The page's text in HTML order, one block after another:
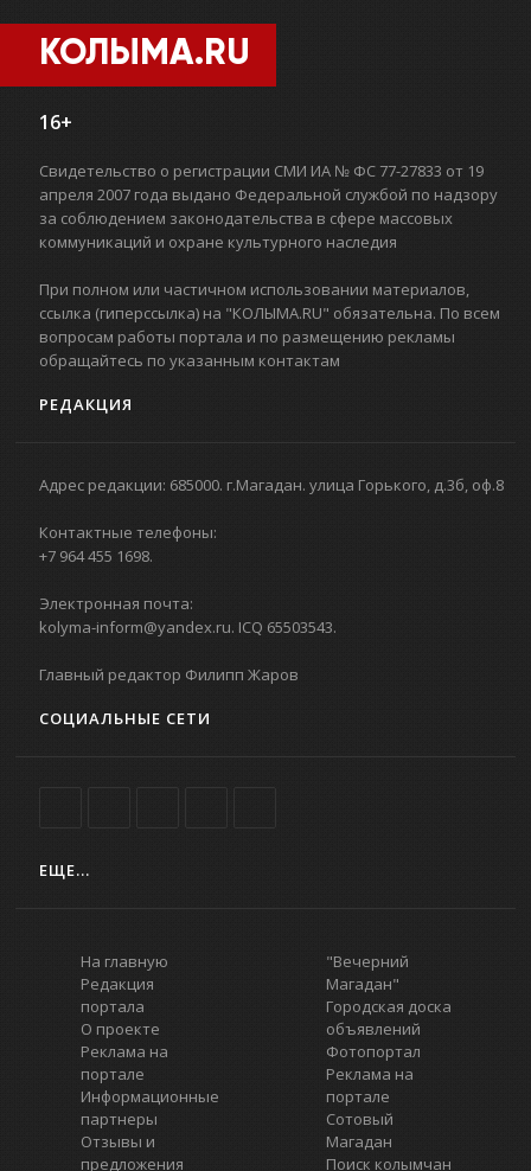
КОЛЫМА.RU
16+
Свидетельство о регистрации СМИ ИА № ФС 77-27833 от 19
апреля 2007 года выдано Федеральной службой по надзору
за соблюдением законодательства в сфере массовых
коммуникаций и охране культурного наследия
При полном или частичном использовании материалов,
ссылка (гиперссылка) на "КОЛЫМА.RU" обязательна. По всем
вопросам работы портала и по размещению рекламы
обращайтесь по указанным контактам
РЕДАКЦИЯ
Адрес редакции: 685000. г.Магадан. улица Горького, д.3б, оф.8
Контактные телефоны:
+7 964 455 1698.
Электронная почта:
kolyma-inform@yandex.ru. ICQ 65503543.
Главный редактор Филипп Жаров
СОЦИАЛЬНЫЕ СЕТИ
ЕЩЕ...
На главную
Редакция
портала
О проекте
Реклама на
портале
Информационные
партнеры
Отзывы и
предложения
"Вечерний
Магадан"
Городская доска
объявлений
Фотопортал
Реклама на
портале
Сотовый
Магадан
Поиск колымчан